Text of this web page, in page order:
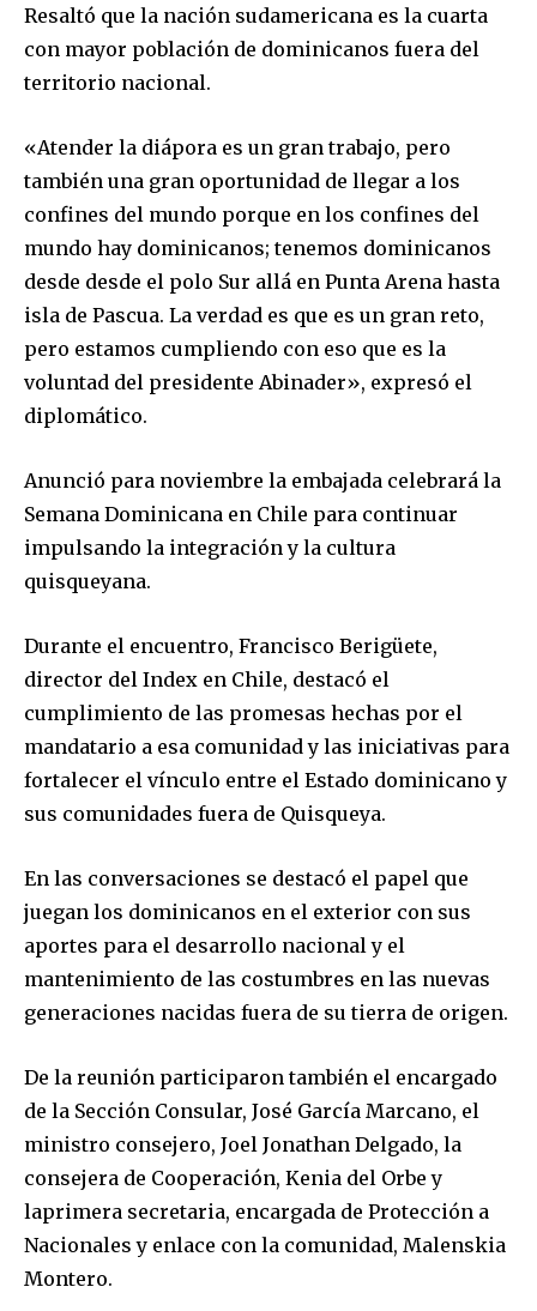
Resaltó que la nación sudamericana es la cuarta
con mayor población de dominicanos fuera del
territorio nacional.
«Atender la diápora es un gran trabajo, pero
también una gran oportunidad de llegar a los
confines del mundo porque en los confines del
mundo hay dominicanos; tenemos dominicanos
desde desde el polo Sur allá en Punta Arena hasta
isla de Pascua. La verdad es que es un gran reto,
pero estamos cumpliendo con eso que es la
voluntad del presidente Abinader», expresó el
diplomático.
Anunció para noviembre la embajada celebrará la
Semana Dominicana en Chile para continuar
impulsando la integración y la cultura
quisqueyana.
Durante el encuentro, Francisco Berigüete,
director del Index en Chile, destacó el
cumplimiento de las promesas hechas por el
mandatario a esa comunidad y las iniciativas para
fortalecer el vínculo entre el Estado dominicano y
sus comunidades fuera de Quisqueya.
En las conversaciones se destacó el papel que
juegan los dominicanos en el exterior con sus
aportes para el desarrollo nacional y el
mantenimiento de las costumbres en las nuevas
generaciones nacidas fuera de su tierra de origen.
De la reunión participaron también el encargado
de la Sección Consular, José García Marcano, el
ministro consejero, Joel Jonathan Delgado, la
consejera de Cooperación, Kenia del Orbe y
laprimera secretaria, encargada de Protección a
Nacionales y enlace con la comunidad, Malenskia
Montero.